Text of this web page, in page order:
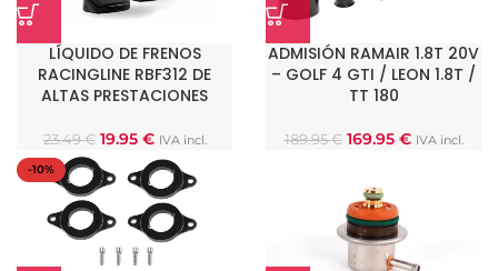
LÍQUIDO DE FRENOS
RACINGLINE RBF312 DE
ALTAS PRESTACIONES
23.49€ 19.95 € IVA incl.
ADMISIÓN RAMAIR 1.8T 20V
– GOLF 4 GTI / LEON 1.8T /
TT 180
189.95€ 169.95 € IVA incl.
-10%